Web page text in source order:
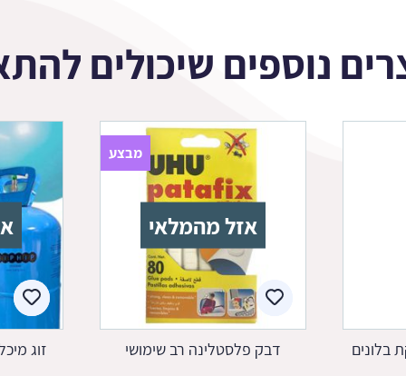
נוספים שיכולים
בלונים
אזל מהמלאי
מבצע
דבק פלסטלינה רב שימושי
זוג